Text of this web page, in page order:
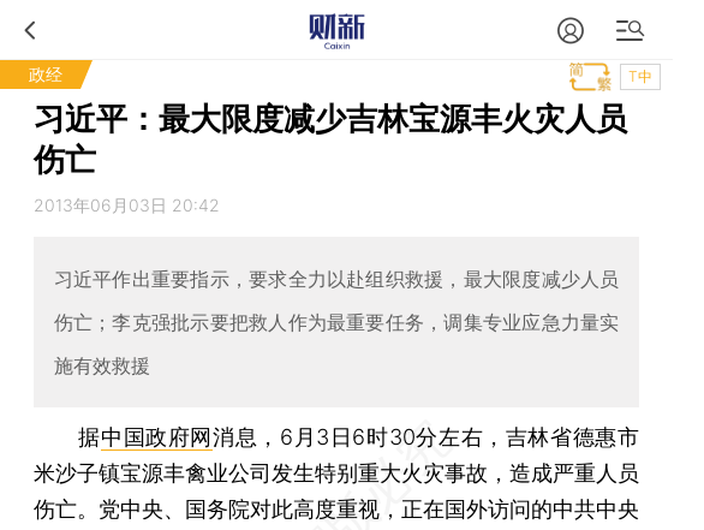
政经 T中
习近平：最大限度减少吉林宝源丰火灾人员
伤亡
2013年06月03日 20:42
习近平作出重要指示，要求全力以赴组织救援，最大限度减少人员
伤亡；李克强批示要把救人作为最重要任务，调集专业应急力量实
施有效救援
据中国政府网消息，6月3日6时30分左右，吉林省德惠市
米沙子镇宝源丰禽业公司发生特别重大火灾事故，造成严重人员
伤亡。党中央、国务院对此高度重视，正在国外访问的中共中央